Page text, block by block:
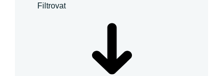
Filtrovat